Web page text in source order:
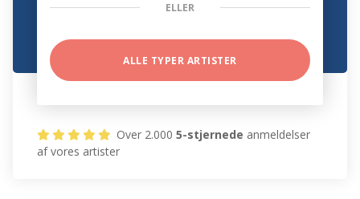
ELLER
ALLE TYPER ARTISTER
Over 2.0005-stjernede anmeldelser
af vores artister